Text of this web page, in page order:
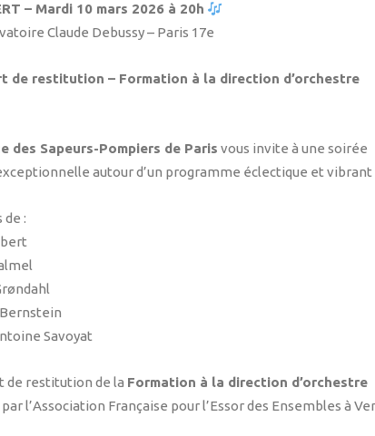
– Mardi 10 mars 2026 à 20h
Claude Debussy – Paris 17e
de restitution – Formation à la direction d’orchestre
des Sapeurs-Pompiers de Paris vous invite à une soirée
autour d’un programme éclectique et vibrant
:
Savoyat
de restitution de la Formation à la direction d’orchestre
l’Association Française pour l’Essor des Ensembles à